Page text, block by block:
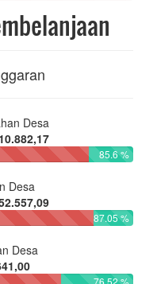
Desa
85.6 %
Desa
87.05 %
Desa